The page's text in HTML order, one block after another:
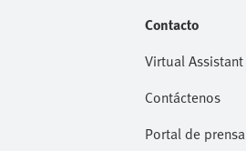
Contacto
Virtual Assistant
Contáctenos
Portal de prensa